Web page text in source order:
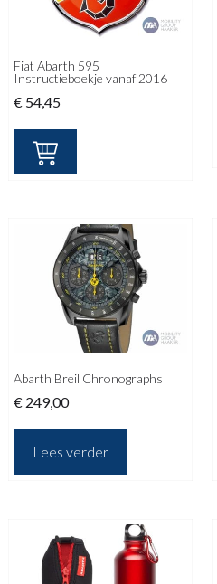
Fiat Abarth 595
Instructieboekje vanaf 2016
€ 54,45
Abarth Breil Chronographs
€ 249,00
Lees verder